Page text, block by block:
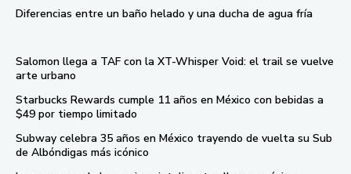
Diferencias entre un baño helado y una ducha de agua fría
Salomon llega a TAF con la XT-Whisper Void: el trail se vuelve
arte urbano
Starbucks Rewards cumple 11 años en México con bebidas a
$49 por tiempo limitado
Subway celebra 35 años en México trayendo de vuelta su Sub
de Albóndigas más icónico